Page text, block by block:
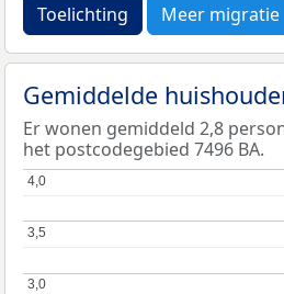
Toelichting Meer migratie
Gemiddelde
Er wonen gemiddeld 2,8
het postcodegebied 7496 BA.
3,0
3,0
3,5
3,5
4,0
4,0